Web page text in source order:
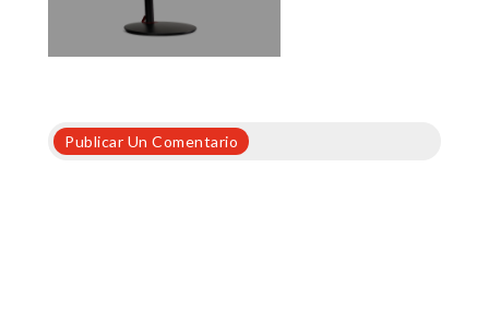
Publicar Un Comentario